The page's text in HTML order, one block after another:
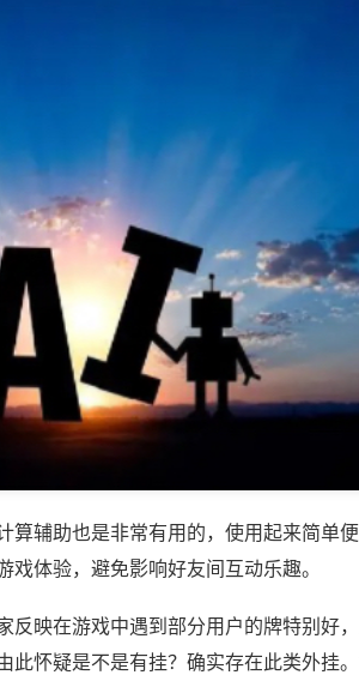
算辅助也是非常有用的，使用起来简单
体验，避免影响好友间互动乐趣。
反映在游戏中遇到部分用户的牌特别好
此怀疑是不是有挂？确实存在此类外挂